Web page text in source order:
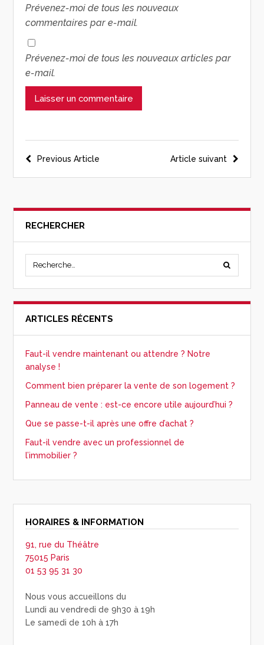
Prévenez-moi de tous les nouveaux
commentaires par e-mail.
Prévenez-moi de tous les nouveaux articles par
e-mail.
Article suivant
Previous Article
RECHERCHER
ARTICLES RÉCENTS
Faut-il vendre maintenant ou attendre ? Notre
analyse !
Comment bien préparer la vente de son logement ?
Panneau de vente : est-ce encore utile aujourd’hui ?
Que se passe-t-il après une offre d’achat ?
Faut-il vendre avec un professionnel de
l’immobilier ?
HORAIRES & INFORMATION
91, rue du Théâtre
75015 Paris
01 53 95 31 30
Nous vous accueillons du
Lundi au vendredi de 9h30 à 19h
Le samedi de 10h à 17h